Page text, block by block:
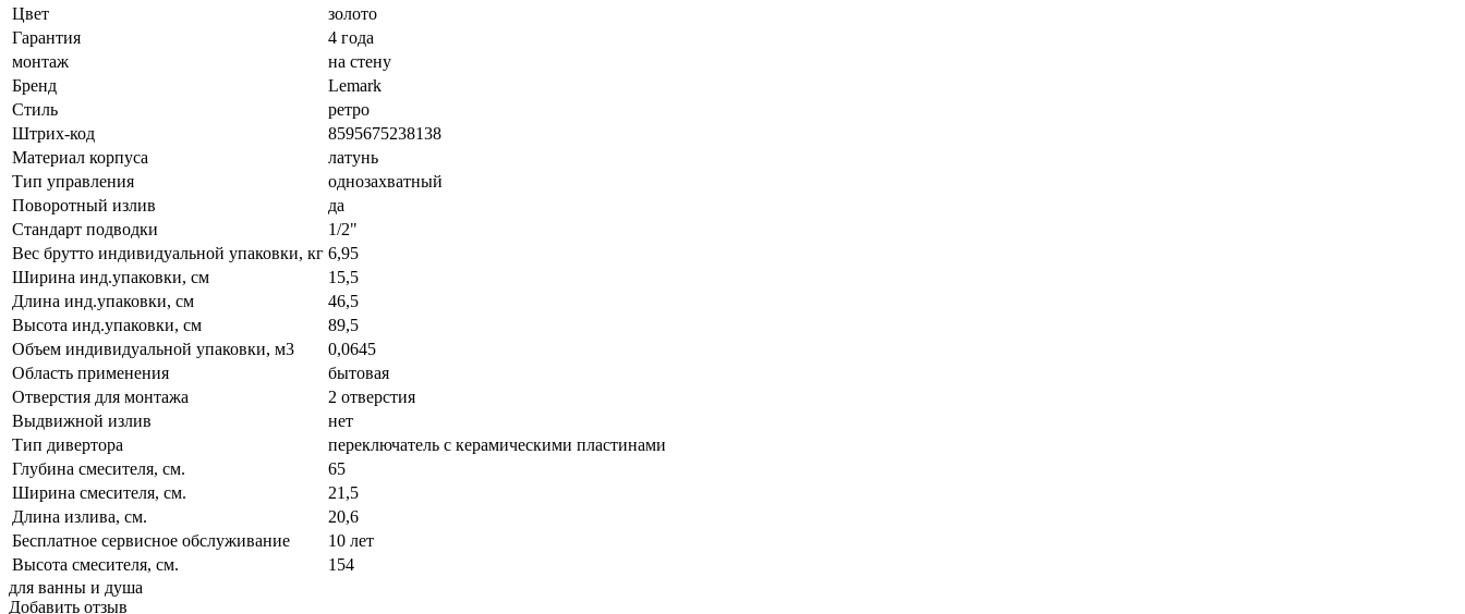
Цвет
золото
Гарантия
4 года
монтаж
на стену
Бренд
Lemark
Стиль
ретро
Штрих-код
8595675238138
Материал корпуса
латунь
Тип управления
однозахватный
Поворотный излив
да
Стандарт подводки
1/2"
Вес брутто индивидуальной упаковки, кг 6,95
Ширина инд.упаковки, см
15,5
Длина инд.упаковки, см
46,5
Высота инд.упаковки, см
89,5
Объем индивидуальной упаковки, м3
0,0645
Область применения
бытовая
Отверстия для монтажа
2 отверстия
Выдвижной излив
нет
Тип дивертора
переключатель с керамическими пластинами
Глубина смесителя, см.
65
Ширина смесителя, см.
21,5
Длина излива, см.
20,6
Бесплатное сервисное обслуживание
10 лет
Высота смесителя, см.
154
для ванны и душа
Добавить отзыв